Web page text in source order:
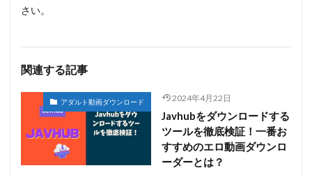
さい。
関連する記事
アダルト動画ダウンロード 2024年4月22日
Javhubをダウンロードする
ツールを徹底検証！一番お
すすめのエロ動画ダウンロ
ーダーとは？